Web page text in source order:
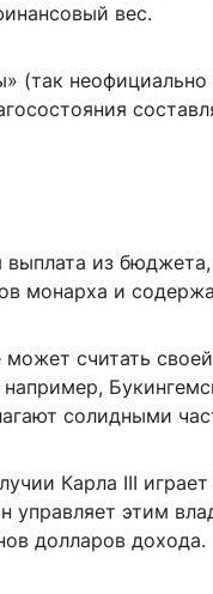
вес.
(так неофициально
из
монарха и
считать
солидными
Карла III играет
управляет этим
долларов дохода.